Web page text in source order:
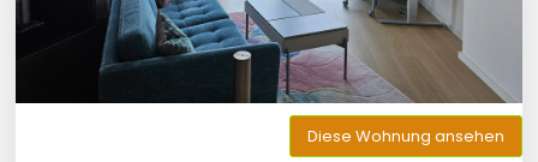
Diese Wohnung ansehen